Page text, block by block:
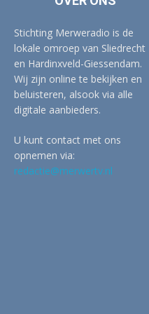
Stichting Merweradio is de
lokale omroep van Sliedrecht
en Hardinxveld-Giessendam.
Wij zijn online te bekijken en
beluisteren, alsook via alle
digitale aanbieders.
U kunt contact met ons
opnemen via:
redactie@merwertv.nl